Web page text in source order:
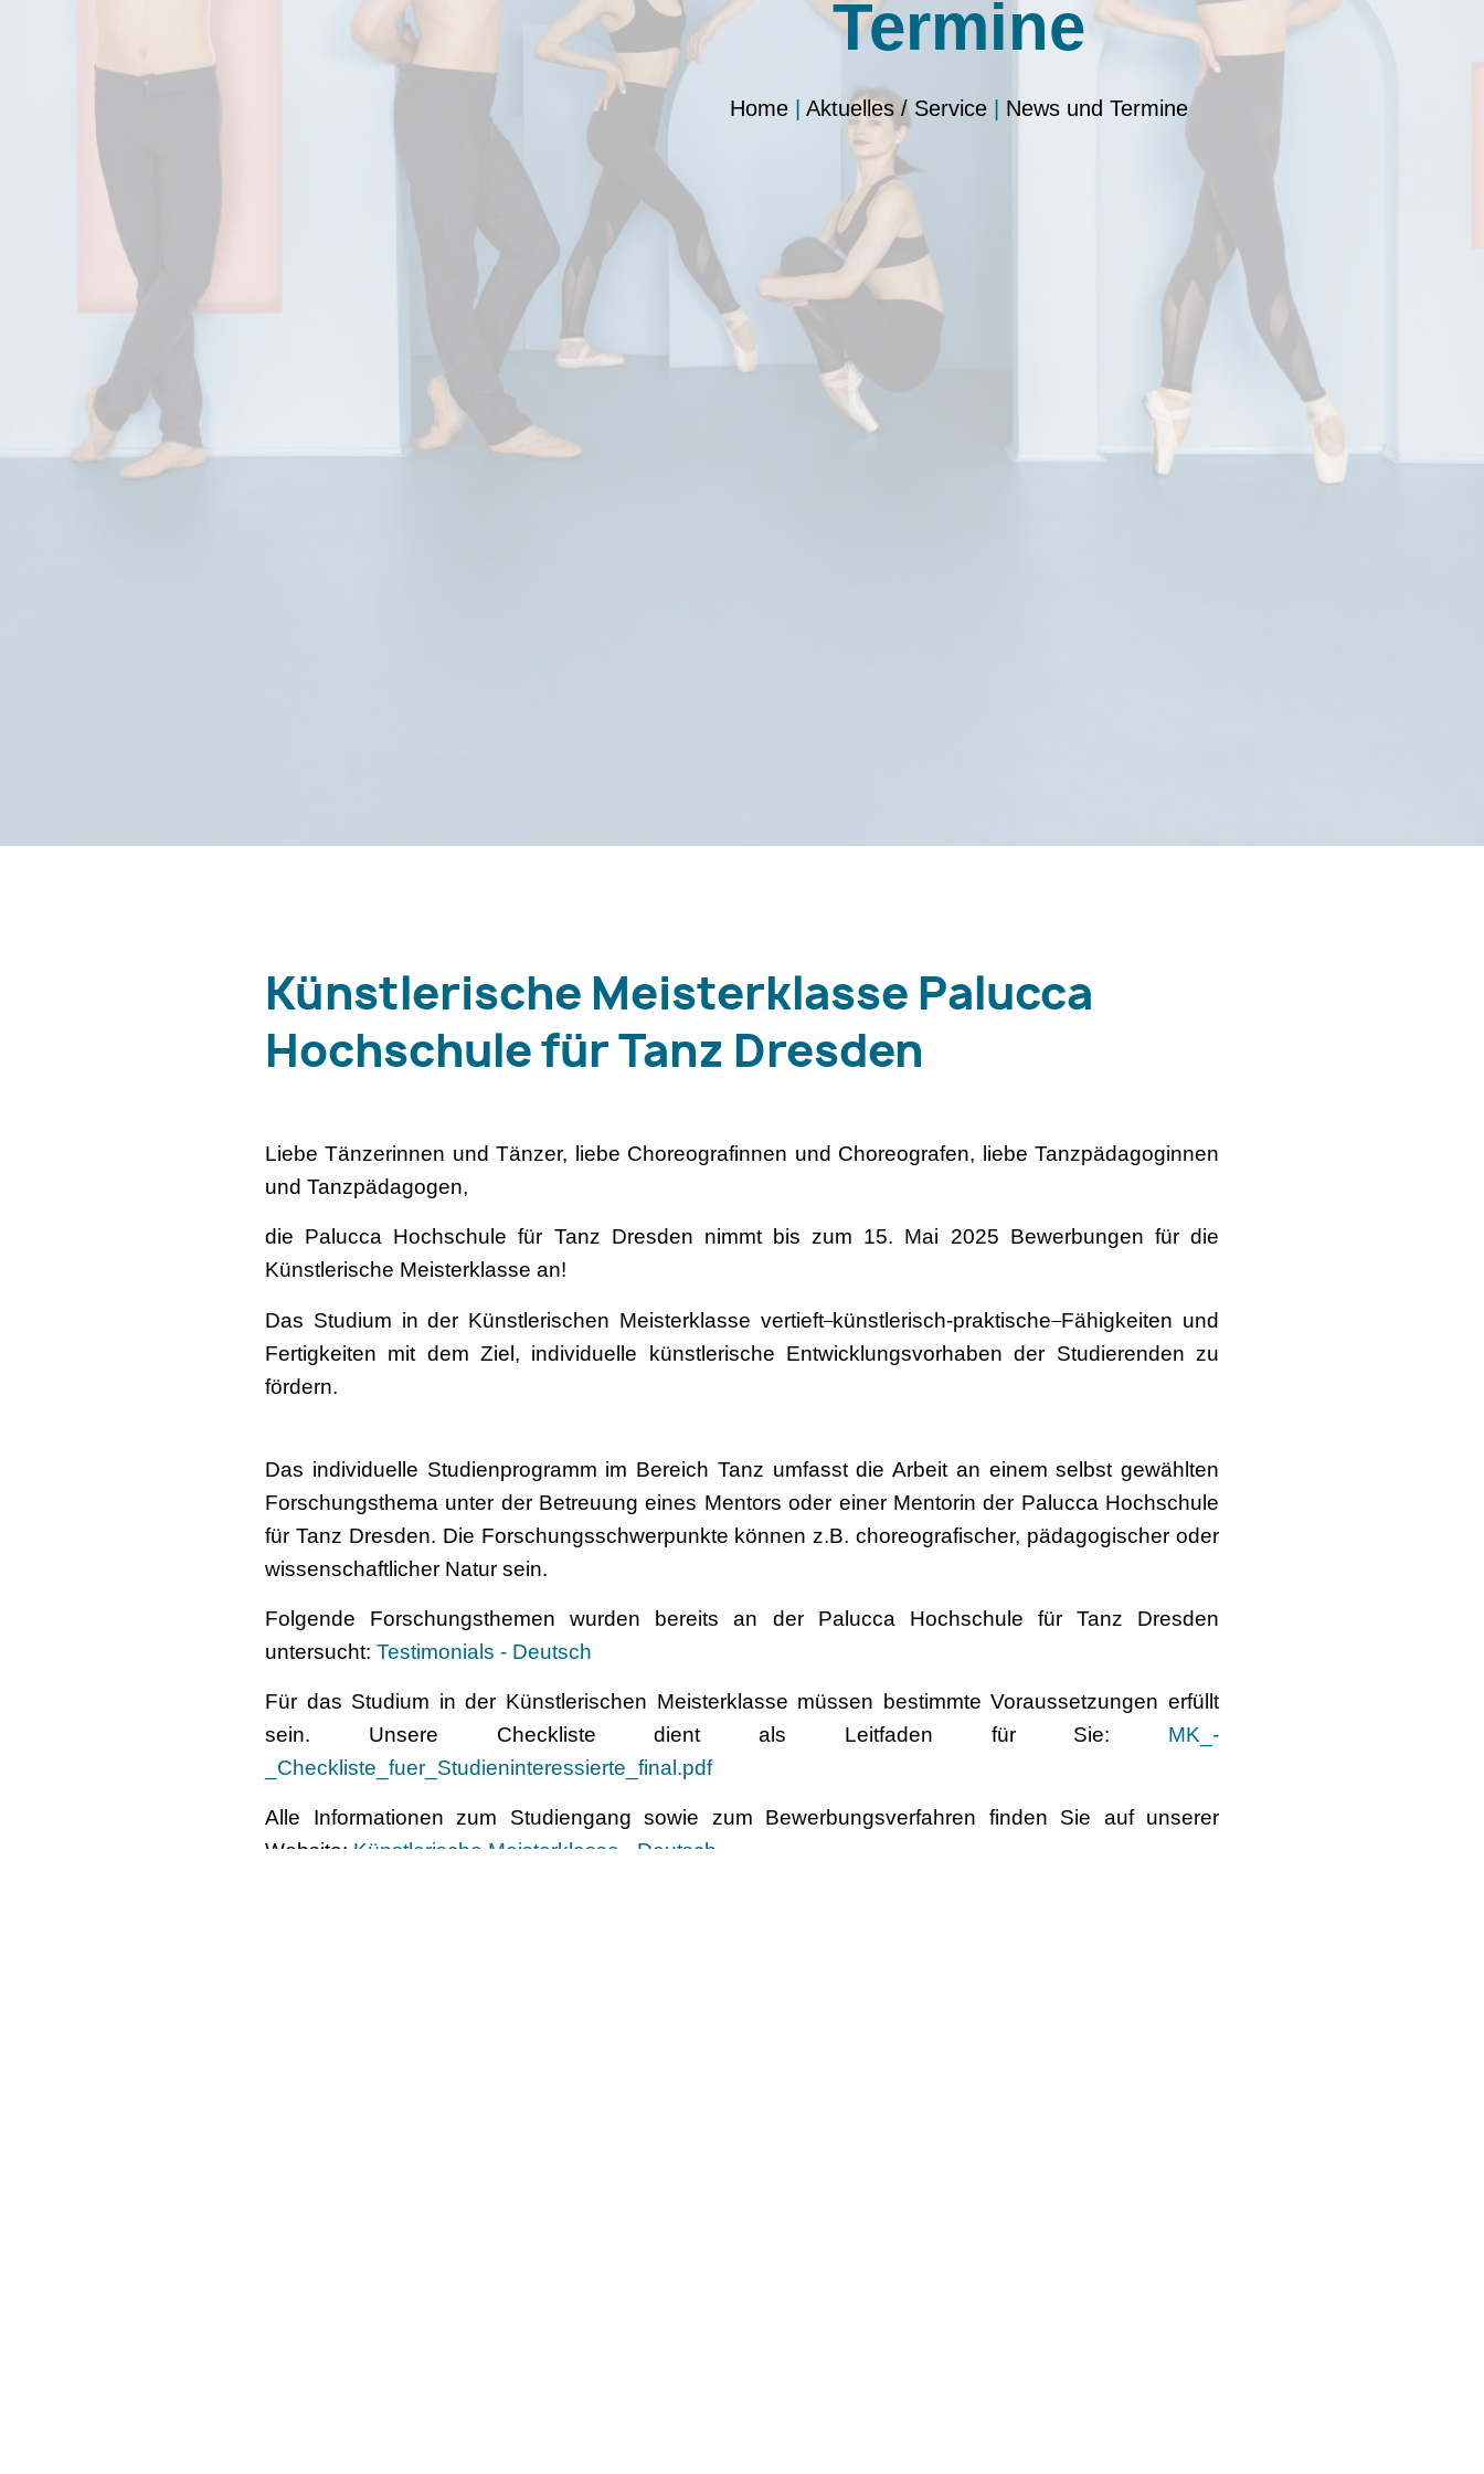
Termine
Home| Aktuelles / Service| News und Termine
Künstlerische Meisterklasse Palucca
Hochschule für Tanz Dresden
Liebe Tänzerinnen und Tänzer, liebe Choreografinnen und Choreografen, liebe Tanzpädagoginnen
und Tanzpädagogen,
die Palucca Hochschule für Tanz Dresden nimmt bis zum 15. Mai 2025 Bewerbungen für die
Künstlerische Meisterklasse an!
Das Studium in der Künstlerischen Meisterklasse vertieft künstlerisch-praktische Fähigkeiten und
Fertigkeiten mit dem Ziel, individuelle künstlerische Entwicklungsvorhaben der Studierenden zu
fördern.
Das individuelle Studienprogramm im Bereich Tanz umfasst die Arbeit an einem selbst gewählten
Forschungsthema unter der Betreuung eines Mentors oder einer Mentorin der Palucca Hochschule
für Tanz Dresden. Die Forschungsschwerpunkte können z.B. choreografischer, pädagogischer oder
wissenschaftlicher Natur sein.
Folgende Forschungsthemen wurden bereits an der Palucca Hochschule für Tanz Dresden
untersucht: Testimonials - Deutsch
Für das Studium in der Künstlerischen Meisterklasse müssen bestimmte Voraussetzungen erfüllt
sein. Unsere Checkliste dient als Leitfaden für Sie: MK_-
_Checkliste_fuer_Studieninteressierte_final.pdf
Alle Informationen zum Studiengang sowie zum Bewerbungsverfahren finden Sie auf unserer
Website: Künstlerische Meisterklasse - Deutsch